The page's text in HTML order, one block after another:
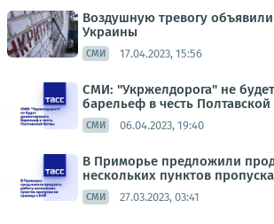
Воздушную тревогу
Украины
СМИ 17.04.2023, 15:56
СМИ: "Укржелдорога" не
барельеф в честь
СМИ 06.04.2023, 19:40
В Приморье предложили
нескольких пунктов
СМИ 27.03.2023, 03:41